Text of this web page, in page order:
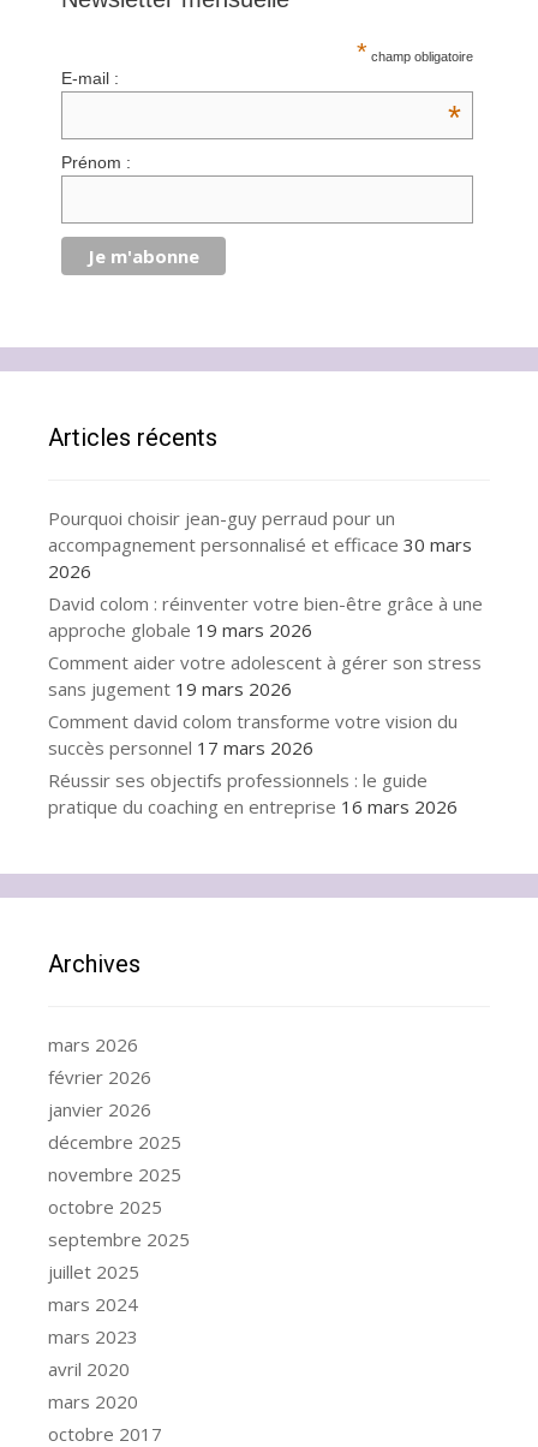
* champ obligatoire
E-mail :
*
Prénom :
Articles récents
Pourquoi choisir jean-guy perraud pour un
accompagnement personnalisé et efficace 30 mars
2026
David colom : réinventer votre bien-être grâce à une
approche globale 19 mars 2026
Comment aider votre adolescent à gérer son stress
sans jugement 19 mars 2026
Comment david colom transforme votre vision du
succès personnel 17 mars 2026
Réussir ses objectifs professionnels : le guide
pratique du coaching en entreprise 16 mars 2026
Archives
mars 2026
février 2026
janvier 2026
décembre 2025
novembre 2025
octobre 2025
septembre 2025
juillet 2025
mars 2024
mars 2023
avril 2020
mars 2020
octobre 2017